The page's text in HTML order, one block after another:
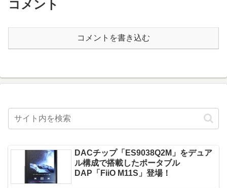
コメント
コメントを書き込む
DACチップ「ES9038Q2M」をデュア
ル構成で搭載したポータブル
DAP「FiiO M11S」登場！